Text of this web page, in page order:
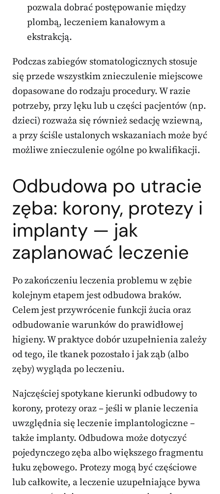
pozwala dobrać postępowanie między
plombą, leczeniem kanałowym a
ekstrakcją.
Podczas zabiegów stomatologicznych stosuje
się przede wszystkim znieczulenie miejscowe
dopasowane do rodzaju procedury. W razie
potrzeby, przy lęku lub u części pacjentów (np.
dzieci) rozważa się również sedację wziewną,
a przy ściśle ustalonych wskazaniach może być
możliwe znieczulenie ogólne po kwalifikacji.
Odbudowa po utracie
zęba: korony, protezy i
implanty — jak
zaplanować leczenie
Po zakończeniu leczenia problemu w zębie
kolejnym etapem jest odbudowa braków.
Celem jest przywrócenie funkcji żucia oraz
odbudowanie warunków do prawidłowej
higieny. W praktyce dobór uzupełnienia zależy
od tego, ile tkanek pozostało i jak ząb (albo
zęby) wygląda po leczeniu.
Najczęściej spotykane kierunki odbudowy to
korony, protezy oraz – jeśli w planie leczenia
uwzględnia się leczenie implantologiczne –
także implanty. Odbudowa może dotyczyć
pojedynczego zęba albo większego fragmentu
łuku zębowego. Protezy mogą być częściowe
lub całkowite, a leczenie uzupełniające bywa